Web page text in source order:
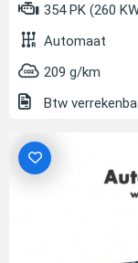
354 PK (260
Automaat
209 g/km
Btw